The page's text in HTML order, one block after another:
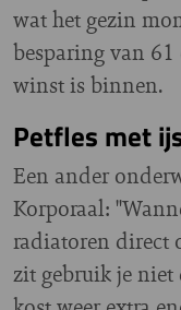
wat het gezin
besparing van 61
winst is binnen.
Petfles met
Een ander
Korporaal:
radiatoren direct
zit gebruik je